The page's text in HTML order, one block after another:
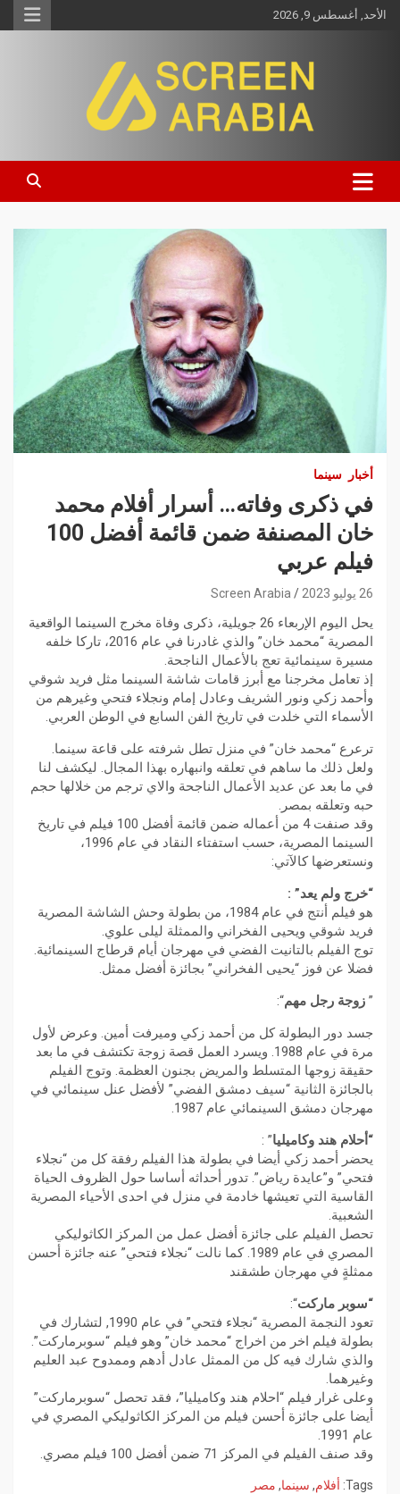
الأحد, أغسطس 9, 2026
Screen Arabia
أخبار سينما
في ذكرى وفاته… أسرار أفلام محمد
خان المصنفة ضمن قائمة أفضل 100
فيلم عربي
26 يوليو 2023 Screen Arabia
يحل اليوم الإربعاء 26 جويلية، ذكرى وفاة مخرج السينما الواقعية
المصرية “محمد خان” والذي غادرنا في عام 2016، تاركا خلفه
مسيرة سينمائية تعج بالأعمال الناجحة.
إذ تعامل مخرجنا مع أبرز قامات شاشة السينما مثل فريد شوقي
وأحمد زكي ونور الشريف وعادل إمام ونجلاء فتحي وغيرهم من
الأسماء التي خلدت في تاريخ الفن السابع في الوطن العربي.
ترعرع “محمد خان” في منزل تطل شرفته على قاعة سينما.
ولعل ذلك ما ساهم في تعلقه وانبهاره بهذا المجال. ليكشف لنا
في ما بعد عن عديد الأعمال الناجحة والاي ترجم من خلالها حجم
حبه وتعلقه بمصر.
وقد صنفت 4 من أعماله ضمن قائمة أفضل 100 فيلم في تاريخ
السينما المصرية، حسب استفتاء النقاد في عام 1996،
ونستعرضها كالآتي:
“خرج ولم يعد” :
هو فيلم أنتج في عام 1984، من بطولة وحش الشاشة المصرية
فريد شوقي ويحيى الفخراني والممثلة ليلى علوي.
توج الفيلم بالتانيت الفضي في مهرجان أيام قرطاج السينمائية.
فضلا عن فوز “يحيى الفخراني” بجائزة أفضل ممثل.
” زوجة رجل مهم“:
جسد دور البطولة كل من أحمد زكي وميرفت أمين. وعرض لأول
مرة في عام 1988. ويسرد العمل قصة زوجة تكتشف في ما بعد
حقيقة زوجها المتسلط والمريض بجنون العظمة. وتوج الفيلم
بالجائزة الثانية “سيف دمشق الفضي” لأفضل عنل سينمائي في
مهرجان دمشق السينمائي عام 1987.
“أحلام هند وكاميليا” :
يحضر أحمد زكي أيضا في بطولة هذا الفيلم رفقة كل من “نجلاء
فتحي” و”عايدة رياض”. تدور أحداثه أساسا حول الظروف الحياة
القاسية التي تعيشها خادمة في منزل في احدى الأحياء المصرية
الشعبية.
تحصل الفيلم على جائزة أفضل عمل من المركز الكاثوليكي
المصري في عام 1989. كما نالت “نجلاء فتحي” عنه جائزة أحسن
ممثلةٍ في مهرجان طشقند
“سوبر ماركت“:
تعود النجمة المصرية “نجلاء فتحي” في عام 1990, لتشارك في
بطولة فيلم اخر من اخراج “محمد خان” وهو فيلم “سوبرماركت”.
والذي شارك فيه كل من الممثل عادل أدهم وممدوح عبد العليم
وغيرهما.
وعلى غرار فيلم “احلام هند وكاميليا”، فقد تحصل “سوبرماركت”
أيضا على جائزة أحسن فيلم من المركز الكاثوليكي المصري في
عام 1991.
وقد صنف الفيلم في المركز 71 ضمن أفضل 100 فيلم مصري.
Tags: أفلام, سينما, مصر